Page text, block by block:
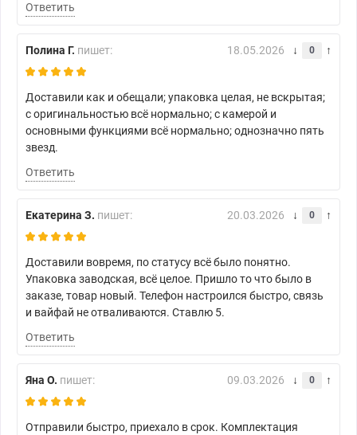
Ответить
Полина Г. пишет: 18.05.2026 0
Доставили как и обещали; упаковка целая, не вскрытая;
с оригинальностью всё нормально; с камерой и
основными функциями всё нормально; однозначно пять
звезд.
Ответить
Екатерина З. пишет: 20.03.2026 0
Доставили вовремя, по статусу всё было понятно.
Упаковка заводская, всё целое. Пришло то что было в
заказе, товар новый. Телефон настроился быстро, связь
и вайфай не отваливаются. Ставлю 5.
Ответить
Яна О. пишет: 09.03.2026 0
Отправили быстро, приехало в срок. Комплектация